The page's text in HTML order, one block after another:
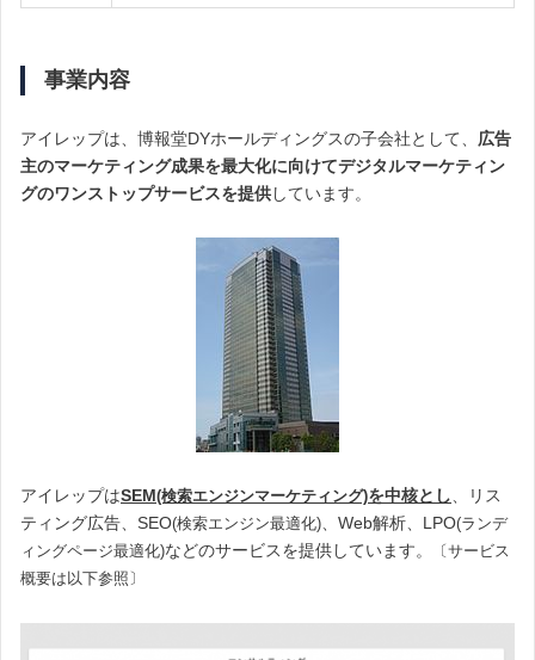
事業内容
アイレップは、博報堂DYホールディングスの子会社として、 広告
主のマーケティング成果を最大化に向けてデジタルマーケティン
グのワンストップサービスを提供しています。
アイレップはSEM(検索エンジンマーケティング)を中核とし、リス
ティング広告、SEO(検索エンジン最適化)、Web解析、LPO(ランデ
ィングページ最適化)などのサービスを提供しています。
〔サービス
概要は以下参照〕